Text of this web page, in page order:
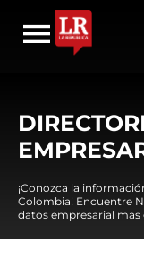
¡Conozca la
Colombia! Encuentre
datos empresarial mas